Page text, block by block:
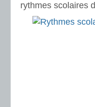
rythmes scolaires